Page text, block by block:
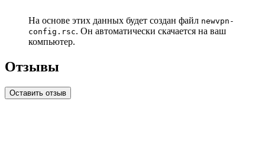
На основе этих данных будет создан файл newvpn-
config.rsc. Он автоматически скачается на ваш
компьютер.
Отзывы
Оставить отзыв